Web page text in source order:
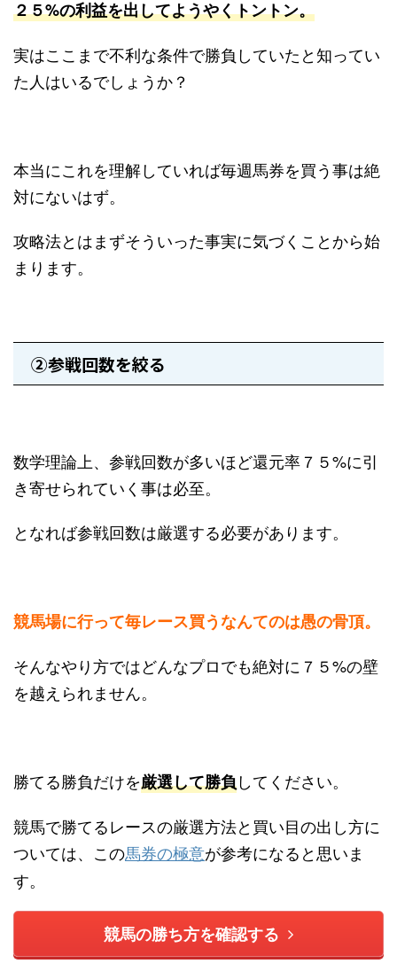
２５%の利益を出してようやくトントン。
実はここまで不利な条件で勝負していたと知ってい
た人はいるでしょうか？
本当にこれを理解していれば毎週馬券を買う事は絶
対にないはず。
攻略法とはまずそういった事実に気づくことから始
まります。
②参戦回数を絞る
数学理論上、参戦回数が多いほど還元率７５%に引
き寄せられていく事は必至。
となれば参戦回数は厳選する必要があります。
競馬場に行って毎レース買うなんてのは愚の骨頂。
そんなやり方ではどんなプロでも絶対に７５%の壁
を越えられません。
勝てる勝負だけを厳選して勝負してください。
競馬で勝てるレースの厳選方法と買い目の出し方に
ついては、この馬券の極意が参考になると思いま
す。
競馬の勝ち方を確認する